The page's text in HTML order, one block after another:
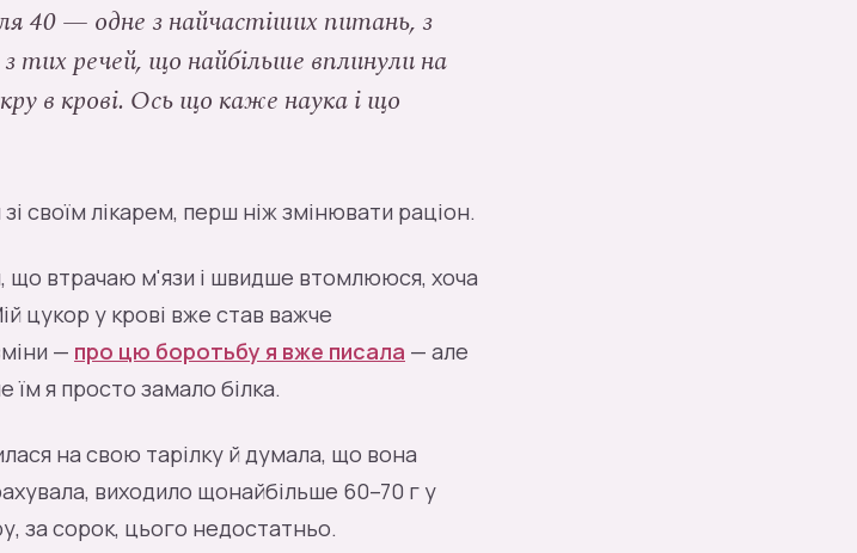
40 — одне з найчастіших питань, з
тих речей, що найбільше вплинули на
в крові. Ось що каже наука і що
своїм лікарем, перш ніж змінювати раціон.
що втрачаю м'язи і швидше втомлююся, хоча
цукор у крові вже став важче
— про цю боротьбу я вже писала — але
їм я просто замало білка.
на свою тарілку й думала, що вона
виходило щонайбільше 60–70 г у
за сорок, цього недостатньо.